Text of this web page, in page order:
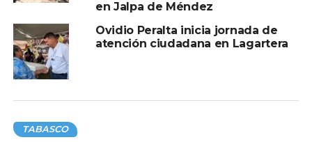
en Jalpa de Méndez
Ovidio Peralta inicia jornada de
atención ciudadana en Lagartera
TABASCO